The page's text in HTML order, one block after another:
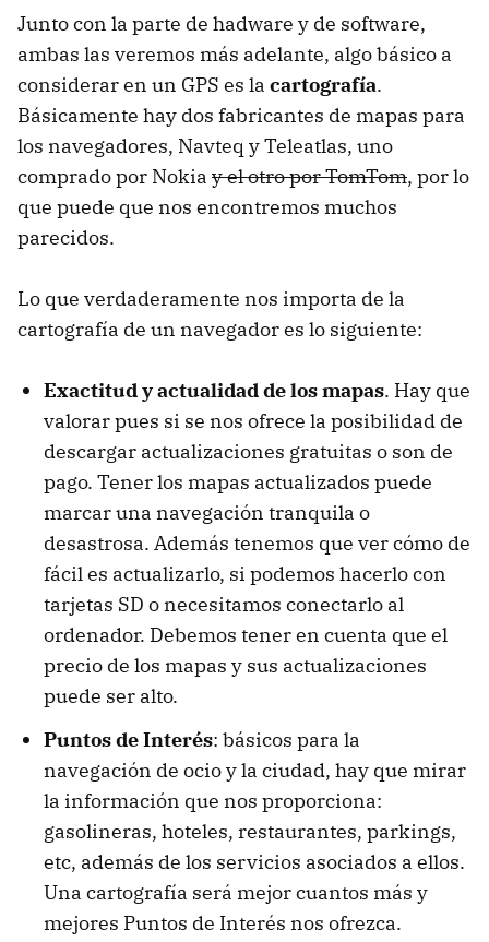
Junto con la parte de hadware y de software,
ambas las veremos más adelante, algo básico a
considerar en un GPS es la cartografía.
Básicamente hay dos fabricantes de mapas para
los navegadores, Navteq y Teleatlas, uno
comprado por Nokia y el otro por TomTom, por lo
que puede que nos encontremos muchos
parecidos.
Lo que verdaderamente nos importa de la
cartografía de un navegador es lo siguiente:
Exactitud y actualidad de los mapas. Hay que
valorar pues si se nos ofrece la posibilidad de
descargar actualizaciones gratuitas o son de
pago. Tener los mapas actualizados puede
marcar una navegación tranquila o
desastrosa. Además tenemos que ver cómo de
fácil es actualizarlo, si podemos hacerlo con
tarjetas SD o necesitamos conectarlo al
ordenador. Debemos tener en cuenta que el
precio de los mapas y sus actualizaciones
puede ser alto.
Puntos de Interés: básicos para la
navegación de ocio y la ciudad, hay que mirar
la información que nos proporciona:
gasolineras, hoteles, restaurantes, parkings,
etc, además de los servicios asociados a ellos.
Una cartografía será mejor cuantos más y
mejores Puntos de Interés nos ofrezca.